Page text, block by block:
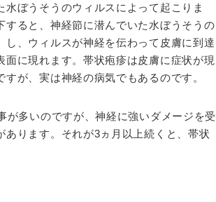
水ぼうそうのウィルスによって起こりま
ると、神経節に潜んでいた水ぼうそうの
、ウィルスが神経を伝わって皮膚に到達
に現れます。帯状疱疹は皮膚に症状が現
が、実は神経の病気でもあるのです。
が多いのですが、神経に強いダメージを受
ります。それが3ヵ月以上続くと、帯状